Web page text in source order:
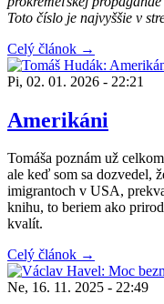
Toto číslo je najvyššie v
Celý článok →
Pi, 02. 01. 2026 - 22:21
Amerikáni
Tomáša poznám už
ale keď som sa dozvedel,
imigrantoch v USA,
knihu, to beriem ako
kvalít.
Celý článok →
Ne, 16. 11. 2025 - 22:49